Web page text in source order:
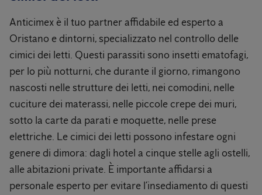
Anticimex è il tuo partner affidabile ed esperto a
Oristano e dintorni, specializzato nel controllo delle
cimici dei letti. Questi parassiti sono insetti ematofagi,
per lo più notturni, che durante il giorno, rimangono
nascosti nelle strutture dei letti, nei comodini, nelle
cuciture dei materassi, nelle piccole crepe dei muri,
sotto la carte da parati e moquette, nelle prese
elettriche. Le cimici dei letti possono infestare ogni
genere di dimora: dagli hotel a cinque stelle agli ostelli,
alle abitazioni private. È importante affidarsi a
personale esperto per evitare l’insediamento di questi